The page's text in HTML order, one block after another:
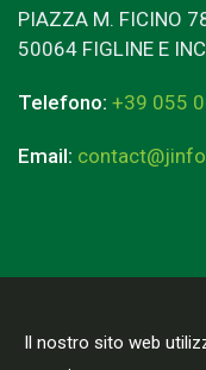
Il nostro sito web
PIAZZA M. FICINO
50064 FIGLINE E
Telefono: +39 055
Email: